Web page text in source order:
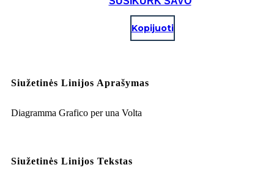
Kopijuoti
Siužetinės Linijos Aprašymas
Diagramma Grafico per una Volta
Siužetinės Linijos Tekstas